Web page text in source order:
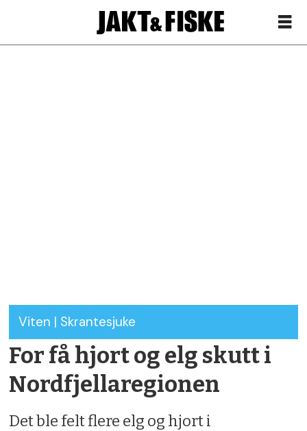
Viten | Skrantesjuke
For få hjort og elg skutt i
Nordfjellaregionen
Det ble felt flere elg og hjort i